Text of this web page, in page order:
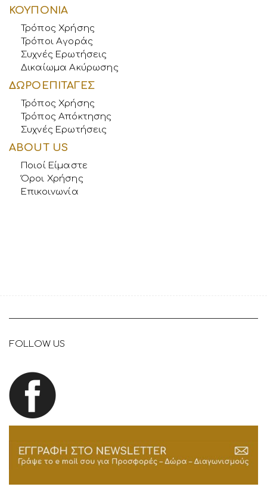
ΚΟΥΠΟΝΙΑ
Τρόπος Χρήσης
Τρόποι Αγοράς
Συχνές Ερωτήσεις
Δικαίωμα Ακύρωσης
ΔΩΡΟΕΠΙΤΑΓΕΣ
Τρόπος Χρήσης
Τρόπος Απόκτησης
Συχνές Ερωτήσεις
ABOUT US
Ποιοί Είμαστε
Όροι Χρήσης
Επικοινωνία
FOLLOW US